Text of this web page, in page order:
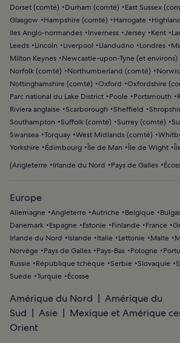
Dorset (comté)
Durham (comté) East Sussex
Glasgow
Hampshire (comté) Harrogate
Iles Anglo-normandes
Inverness Jersey Kent
Leeds
Lincoln Liverpool Llandudno Londres
Milton Keynes
Newcastle-upon-Tyne (et environs)
Norfolk (comté)
Northumberland (comté)
Nottinghamshire (comté)
Oxford
Oxfordshire
Parc national du Lake District
Poole Portsmouth
Riviera anglaise Scarborough Sheffield
Southampton
Suffolk (comté) Surrey (comté)
Swansea Torquay West Midlands (comté)
Yorkshire
Édimbourg Île de Man Île de Wight
(Angleterre Irlande du Nord Pays de Galles
Europe
Allemagne Angleterre Autriche Belgique
Danemark
Espagne Estonie Finlande France
Irlande du Nord
Islande Italie Lettonie Malte
Norvège
Pays de Galles Pays-Bas Pologne
Russie
République tchèque Serbie Slovaquie
Suède Turquie Écosse
Amérique du Nord
Amérique du
Sud
Asie Mexique et Amérique
Orient